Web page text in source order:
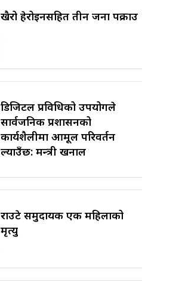
खैरो हेरोइनसहित तीन जना पक्राउ
डिजिटल प्रविधिको उपयोगले
सार्वजनिक प्रशासनको
कार्यशैलीमा आमूल परिवर्तन
ल्याउँछ: मन्त्री खनाल
राउटे समुदायकी एक महिलाको
मृत्यु